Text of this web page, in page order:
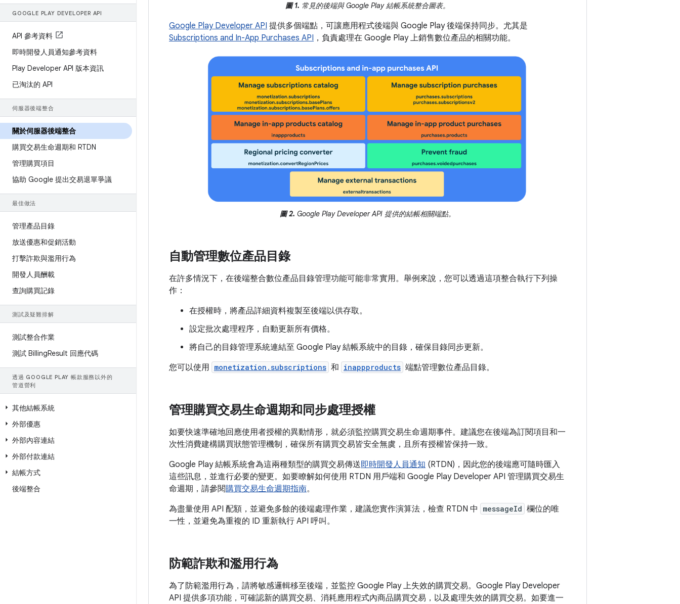
GOOGLE PLAY DEVELOPER API
API 參考資料
即時開發人員通知參考資料
Play Developer API 版本資訊
已淘汰的 API
伺服器後端整合
關於伺服器後端整合
購買交易生命週期和 RTDN
管理購買項目
協助 Google 提出交易退單爭議
最佳做法
管理產品目錄
放送優惠和促銷活動
打擊詐欺與濫用行為
開發人員酬載
查詢購買記錄
測試及疑難排解
測試整合作業
測試 BillingResult 回應代碼
透過 GOOGLE PLAY 帳款服務以外的
管道營利
其他結帳系統
外部優惠
外部內容連結
外部付款連結
結帳方式
後端整合
圖 1. 常見的後端與 Google Play 結帳系統整合圖表。
Google Play Developer API 提供多個端點，可讓應用程式後端與 Google Play 後端保持同步。尤其是
Subscriptions and In-App Purchases API ，負責處理在 Google Play 上銷售數位產品的相關功能。
圖 2. Google Play Developer API 提供的結帳相關端點。
自動管理數位產品目錄
在許多情況下，在後端整合數位產品目錄管理功能可能非常實用。舉例來說，您可以透過這項整合執行下列操
作：
在授權時，將產品詳細資料複製至後端以供存取。
設定批次處理程序，自動更新所有價格。
將自己的目錄管理系統連結至 Google Play 結帳系統中的目錄，確保目錄同步更新。
您可以使用 monetization.subscriptions 和 inappproducts 端點管理數位產品目錄。
管理購買交易生命週期和同步處理授權
如要快速準確地回應使用者授權的異動情形，就必須監控購買交易生命週期事件。建議您在後端為訂閱項目和一
次性消費建構購買狀態管理機制，確保所有購買交易皆安全無虞，且所有授權皆保持一致。
Google Play 結帳系統會為這兩種類型的購買交易傳送即時開發人員通知 (RTDN)，因此您的後端應可隨時匯入
這些訊息，並進行必要的變更。如要瞭解如何使用 RTDN 用戶端和 Google Play Developer API 管理購買交易生
命週期，請參閱購買交易生命週期指南。
為盡量使用 API 配額，並避免多餘的後端處理作業，建議您實作演算法，檢查 RTDN 中
messageId 欄位的唯
一性，並避免為重複的 ID 重新執行 API 呼叫。
防範詐欺和濫用行為
為了防範濫用行為，請將敏感邏輯移至後端，並監控 Google Play 上失效的購買交易。Google Play Developer
API 提供多項功能，可確認新的購買交易、消耗應用程式內商品購買交易，以及處理失效的購買交易。如要進一